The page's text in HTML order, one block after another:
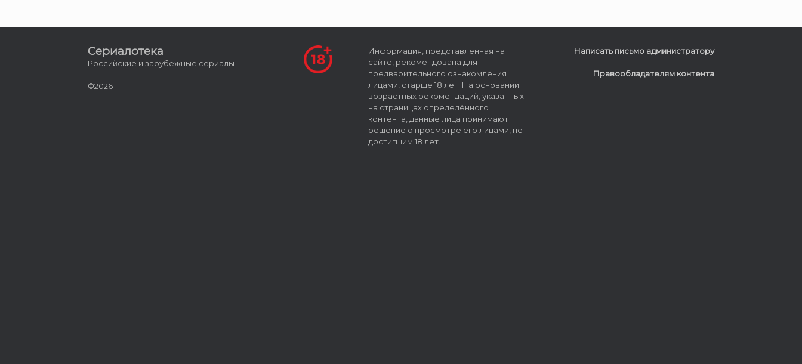
Сериалотека
Российские и зарубежные сериалы
©2026
Информация, представленная на
сайте, рекомендована для
предварительного ознакомления
лицами, старше 18 лет. На основании
возрастных рекомендаций, указанных
на страницах определённого
контента, данные лица принимают
решение о просмотре его лицами, не
достигшим 18 лет.
Написать письмо администратору
Правообладателям контента